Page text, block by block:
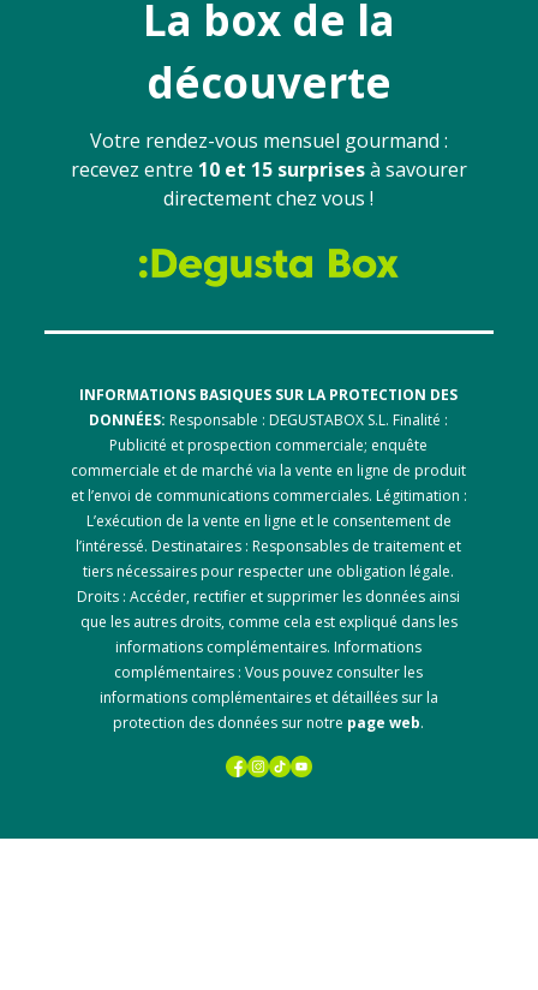
La box de la
découverte
Votre rendez-vous mensuel gourmand :
recevez entre 10 et 15 surprisesà savourer
directement chez vous !
INFORMATIONS BASIQUES SUR LA PROTECTION DES
DONNÉES: Responsable : DEGUSTABOX S.L. Finalité :
Publicité et prospection commerciale; enquête
commerciale et de marché via la vente en ligne de produit
et l’envoi de communications commerciales. Légitimation :
L’exécution de la vente en ligne et le consentement de
l’intéressé. Destinataires : Responsables de traitement et
tiers nécessaires pour respecter une obligation légale.
Droits : Accéder, rectifier et supprimer les données ainsi
que les autres droits, comme cela est expliqué dans les
informations complémentaires. Informations
complémentaires : Vous pouvez consulter les
informations complémentaires et détaillées sur la
protection des données sur notre page web.